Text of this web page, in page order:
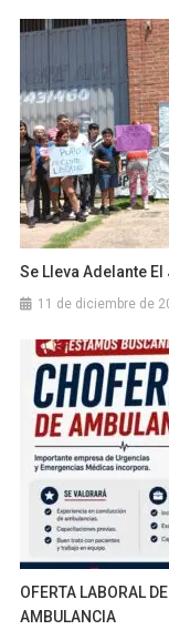
Se Lleva Adelante
11 de diciembre de
OFERTA LABORAL
AMBULANCIA